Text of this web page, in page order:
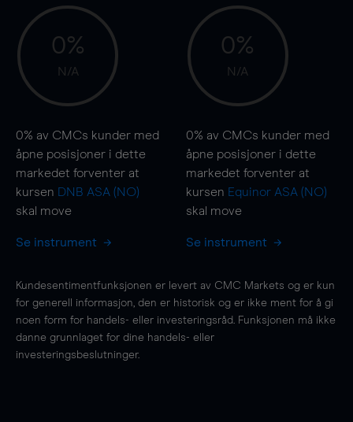
0%
N/A
0% av CMCs kunder med
åpne posisjoner i dette
markedet forventer at
kursen DNB ASA (NO)
skal move
Se instrument
0%
N/A
0% av CMCs kunder med
åpne posisjoner i dette
markedet forventer at
kursen Equinor ASA (NO)
skal move
Se instrument
Kundesentimentfunksjonen er levert av CMC Markets og er kun
for generell informasjon, den er historisk og er ikke ment for å gi
noen form for handels- eller investeringsråd. Funksjonen må ikke
danne grunnlaget for dine handels- eller
investeringsbeslutninger.